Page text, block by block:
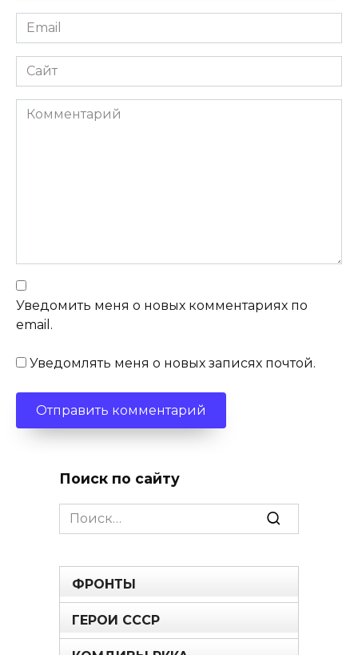
Email
Сайт
Комментарий
Уведомить меня о новых комментариях по
email.
Уведомлять меня о новых записях почтой.
Поиск по сайту
Search
for:
ФРОНТЫ
ГЕРОИ СССР